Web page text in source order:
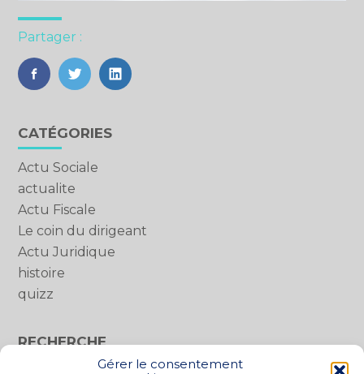
Gérer le consentement
Partager :
FaceBook
TwitterLinkedIn
Blog
sidebar
CATÉGORIES
Actu Sociale
actualite
Actu Fiscale
Le coin du dirigeant
Actu Juridique
histoire
quizz
RECHERCHE